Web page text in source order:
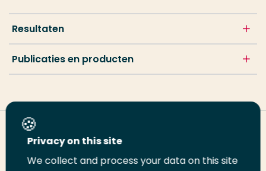
Resultaten
Publicaties en producten
Deel deze pagina
Privacy on this site
We collect and process your data on this site